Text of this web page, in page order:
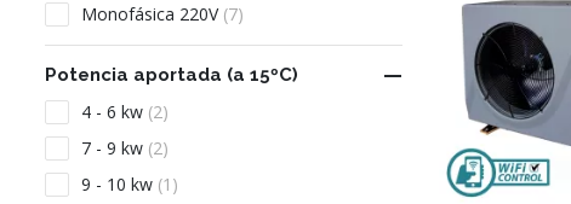
Monofásica 220V (7)
Potencia aportada (a 15ºC) 
4 - 6 kw (2)
7 - 9 kw (2)
9 - 10 kw (1)